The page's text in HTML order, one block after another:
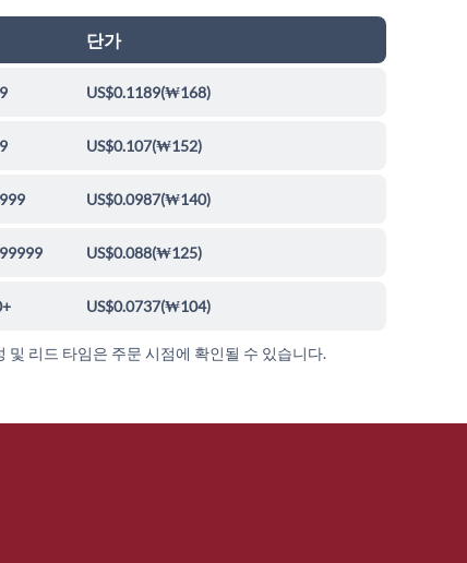
단가
US$0.1189(₩168)
US$0.107(₩152)
US$0.0987(₩140)
US$0.088(₩125)
US$0.0737(₩104)
및 리드 타임은 주문 시점에 확인될 수 있습니다.